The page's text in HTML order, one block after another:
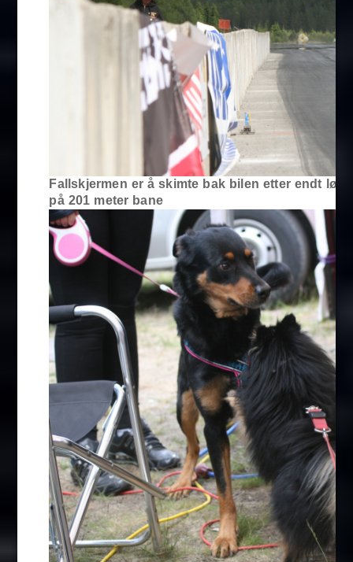
Fallskjermen er å skimte bak bilen etter endt løp
på 201 meter bane